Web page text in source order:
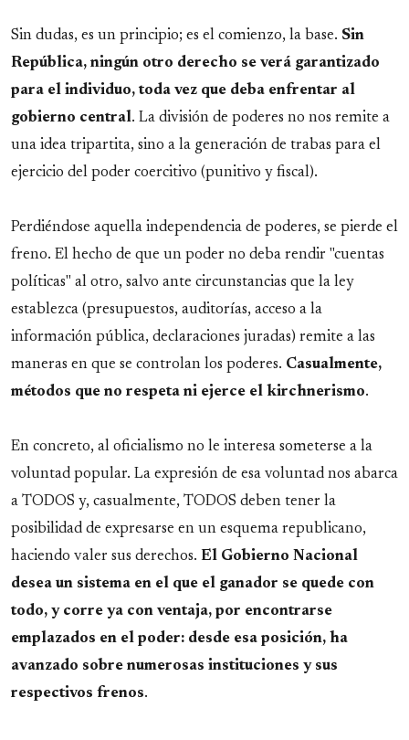
Sin dudas, es un principio; es el comienzo, la base. Sin
República, ningún otro derecho se verá garantizado
para el individuo, toda vez que deba enfrentar al
gobierno central. La división de poderes no nos remite a
una idea tripartita, sino a la generación de trabas para el
ejercicio del poder coercitivo (punitivo y fiscal).
Perdiéndose aquella independencia de poderes, se pierde el
freno. El hecho de que un poder no deba rendir "cuentas
políticas" al otro, salvo ante circunstancias que la ley
establezca (presupuestos, auditorías, acceso a la
información pública, declaraciones juradas) remite a las
maneras en que se controlan los poderes. Casualmente,
métodos que no respeta ni ejerce el kirchnerismo.
En concreto, al oficialismo no le interesa someterse a la
voluntad popular. La expresión de esa voluntad nos abarca
a TODOS y, casualmente, TODOS deben tener la
posibilidad de expresarse en un esquema republicano,
haciendo valer sus derechos. El Gobierno Nacional
desea un sistema en el que el ganador se quede con
todo, y corre ya con ventaja, por encontrarse
emplazados en el poder: desde esa posición, ha
avanzado sobre numerosas instituciones y sus
respectivos frenos.